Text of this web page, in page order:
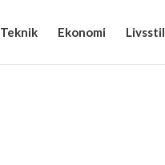
Teknik Ekonomi Livsstil